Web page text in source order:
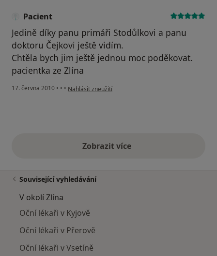
Pacient
Jedině díky panu primáři Stodůlkovi a panu
doktoru Čejkovi ještě vidím.
Chtěla bych jim ještě jednou moc poděkovat.
pacientka ze Zlína
17. června 2010 • • • podle názoru uživatele Pacient
Nahlásit zneužití
Zobrazit vícevýše uvedené názory
Související vyhledávání
V okolí Zlína
Oční lékaři v Kyjově
Oční lékaři v Přerově
Oční lékaři v Vsetíně